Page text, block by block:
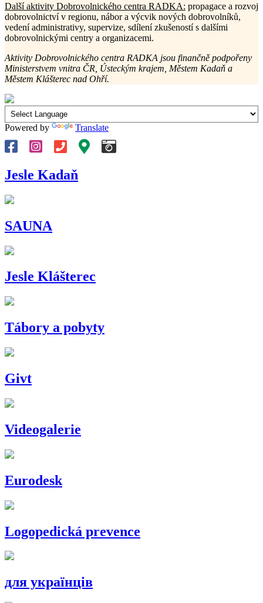
Další aktivity Dobrovolnického centra RADKA: propagace a rozvoj
dobrovolnictví v regionu, nábor a výcvik nových dobrovolníků,
vedení administrativy, supervize, sdílení zkušeností s dalšími
dobrovolnickými centry a organizacemi.
Aktivity Dobrovolnického centra RADKA jsou finančně podpořeny
Ministerstvem vnitra ČR, Ústeckým krajem, Městem Kadaň a
Městem Klášterec nad Ohří.
Powered by Translate
Jesle Kadaň
SAUNA
Jesle Klášterec
Tábory a pobyty
Givt
Videogalerie
Eurodesk
Logopedická prevence
для українців